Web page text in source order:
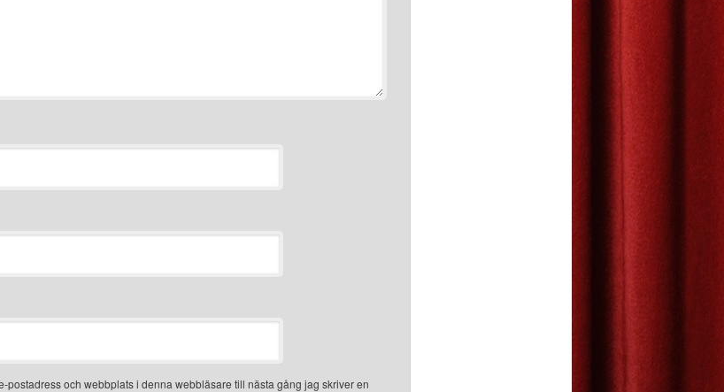
postadress och webbplats i denna webbläsare till nästa gång jag skriver en